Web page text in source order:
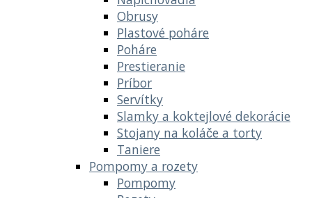
Obrusy
Plastové poháre
Poháre
Prestieranie
Príbor
Servítky
Slamky a koktejlové dekorácie
Stojany na koláče a torty
Taniere
Pompomy a rozety
Pompomy